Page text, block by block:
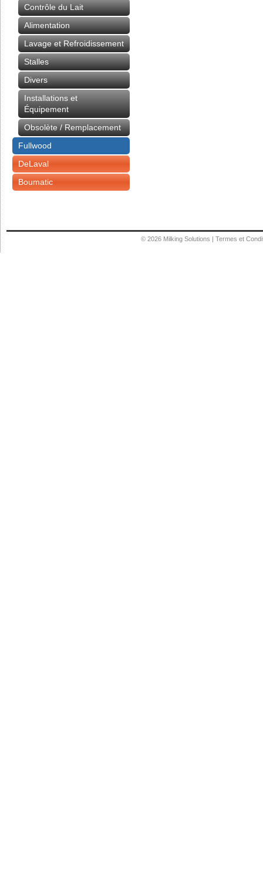
Contrôle du Lait
Alimentation
Lavage et Refroidissement
Stalles
Divers
Installations et
Équipement
Obsolète / Remplacement
Fullwood
DeLaval
Boumatic
© 2026 Milking Solutions | Termes et